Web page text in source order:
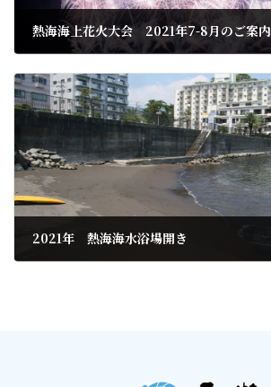
熱海海上花火大会 2021年7-8月のご案内
2021年 熱海海水浴場開き